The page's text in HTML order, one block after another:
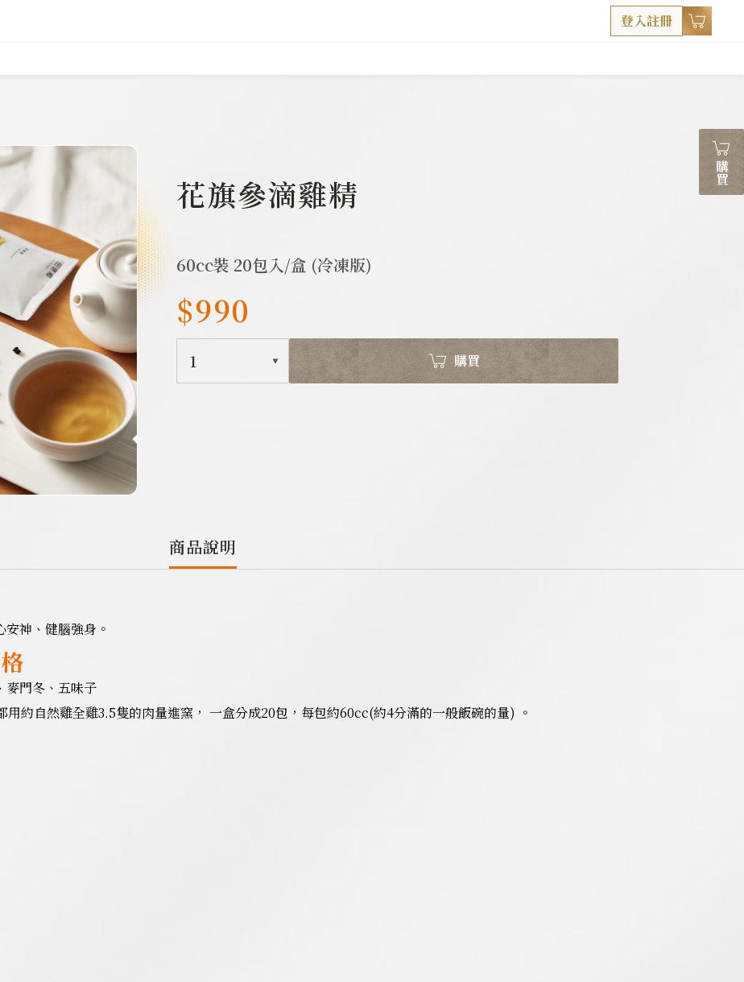
登入註冊
花旗參滴雞精
60cc裝 20包入/盒 (冷凍版)
$990
1 購買
購買
商品說明
神、健腦強身。
麥門冬、五味子
約自然雞全雞3.5隻的肉量進窯， 一盒分成20包，每包約60cc(約4分滿的一般飯碗的量) 。